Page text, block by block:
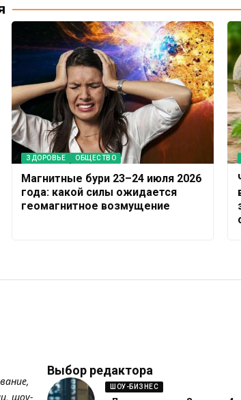
ЗДОРОВЬЕ ОБЩЕСТВО
Магнитные бури 23–24 июля 2026
года: какой силы ожидается
геомагнитное возмущение
шоу-
Выбор редактора
ШОУ-БИЗНЕС